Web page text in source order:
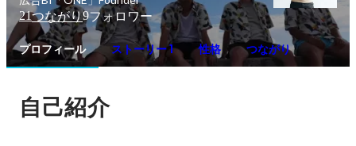
21つながり9フォロワー
プロフィール ストーリー 1 性格 つながり
自己紹介